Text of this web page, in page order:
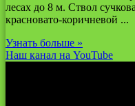
лесах до 8 м. Ствол
красновато-коричневой ...
Узнать больше »
Наш канал на YouTube